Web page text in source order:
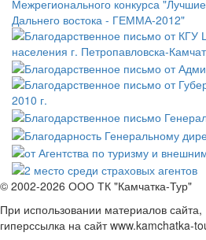
© 2002-2026 ООО ТК "Камчатка-Тур"
При использовании материалов сайта,
гиперссылка на сайт www.kamchatka-